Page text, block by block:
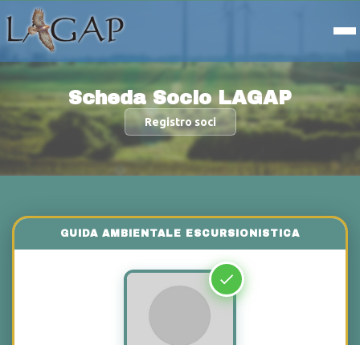
Scheda Socio LAGAP
Registro soci